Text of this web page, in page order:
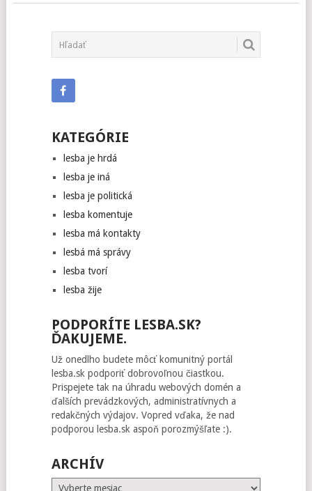
KATEGÓRIE
lesba je hrdá
lesba je iná
lesba je politická
lesba komentuje
lesba má kontakty
lesbá má správy
lesba tvorí
lesba žije
PODPORÍTE LESBA.SK?
ĎAKUJEME.
Už onedlho budete môcť komunitný portál
lesba.sk podporiť dobrovoľnou čiastkou.
Prispejete tak na úhradu webových domén a
ďalších prevádzkových, administratívnych a
redakčných výdajov. Vopred vďaka, že nad
podporou lesba.sk aspoň porozmýšľate :).
ARCHÍV
Archív